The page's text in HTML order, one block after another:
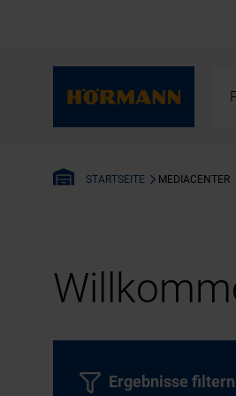
STARTSEITE MEDIACENTER
Ergebnisse filtern